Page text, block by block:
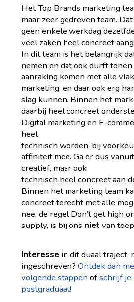
Het Top Brands marketing
maar zeer gedreven team.
geen enkele werkdag
veel zaken heel concreet
In dit team is het belangrijk
nemen en dat ook durft
aanraking komen met alle
marketing, en daar ook erg
slag kunnen. Binnen het
daarbij heel concreet
Digital marketing en E-
heel
technisch worden, bij
affiniteit mee. Ga er dus
creatief, maar ook
technisch heel concreet aan
Binnen het marketing team
concreet terecht met alle
nee, de regel Don’t get high
supply, is bij ons niet van
Interesse in dit duaal traject,
ingeschreven? Ontdek dan
volgende stappen ofschrijf je
postgraduaat!